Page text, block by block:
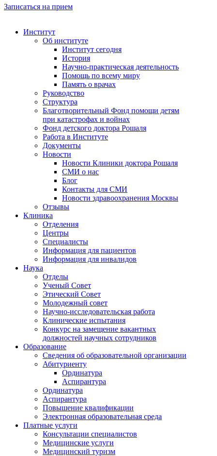
Записаться на прием
Институт
Об институте
Институт сегодня
История
Научно-практическая деятельность
Помощь по всему миру
Память о врачах
Руководство
Структура
Благотворительный Фонд помощи детям
при катастрофах и войнах
Фонд детского доктора Рошаля
Работа в Институте
Документы
Новости
Новости Клиники доктора Рошаля
СМИ о нас
Блог
Контакты для СМИ
Новости здравоохранения Москвы
Отзывы
Клиника
Отделения
Центры
Специалисты
Информация для пациентов
Информация для инвалидов
Наука
Отделы
Ученый Совет
Этический Совет
Молодежный совет
Научно-исследовательская работа
Клинические испытания
Конкурс на замещение вакантных
должностей научных сотрудников
Образование
Сведения об образовательной организации
Абитуриенту
Ординатура
Аспирантура
Ординатура
Аспирантура
Повышение квалификации
Электронная образовательная среда
Платные услуги
Консультации специалистов
Медицинские услуги
Медицинский туризм